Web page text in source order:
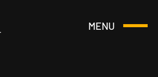
MENU
Otwórz